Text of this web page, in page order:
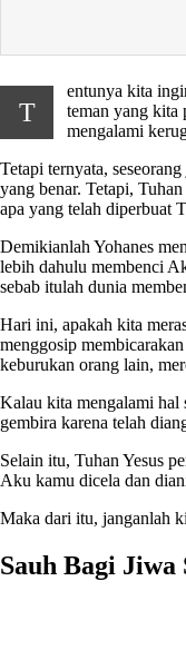
T
entunya kita
teman yang kita
mengalami
Tetapi ternyata,
yang benar. Tetapi,
apa yang telah diperbuat
Demikianlah Yohanes
lebih dahulu membenci
sebab itulah dunia
Hari ini, apakah kita
menggosip
keburukan orang lain,
Kalau kita mengalami hal
gembira karena telah
Selain itu, Tuhan Yesus
Aku kamu dicela dan
Maka dari itu, janganlah
Sauh Bagi Jiwa